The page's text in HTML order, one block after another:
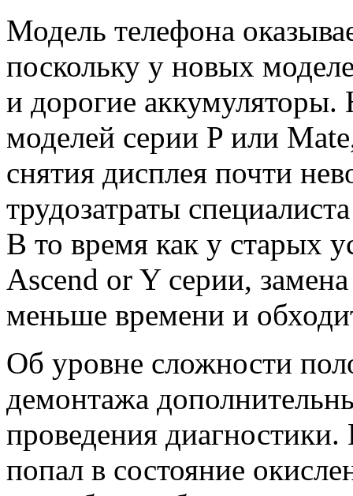
Модель телефона
поскольку у новых
и дорогие
моделей серии P или
снятия дисплея почти
трудозатраты
В то время как у старых
Ascend or Y серии,
меньше времени и
Об уровне сложности
демонтажа
проведения
попал в состояние